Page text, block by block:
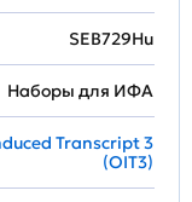
SEB729Hu
Наборы для ИФА
Transcript 3
(OIT3)